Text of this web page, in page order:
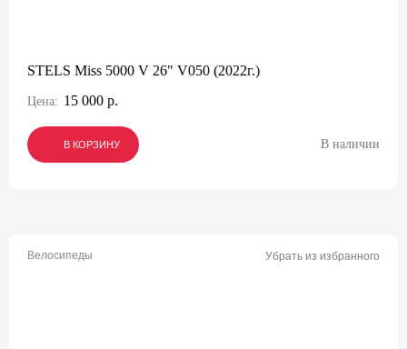
STELS Miss 5000 V 26" V050 (2022г.)
Цена: 15 000 р.
В КОРЗИНУ
В КОРЗИНУ
В КОРЗИНУ В наличии
Велосипеды Убрать из избранного